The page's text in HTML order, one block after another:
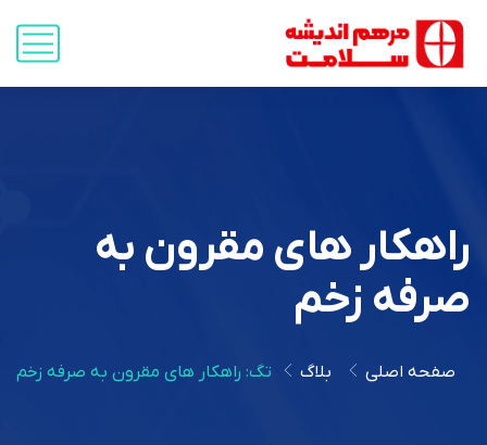
راهکار های مقرون به
صرفه زخم
صفحه اصلی بلاگ تگ: راهکار های مقرون به صرفه زخم